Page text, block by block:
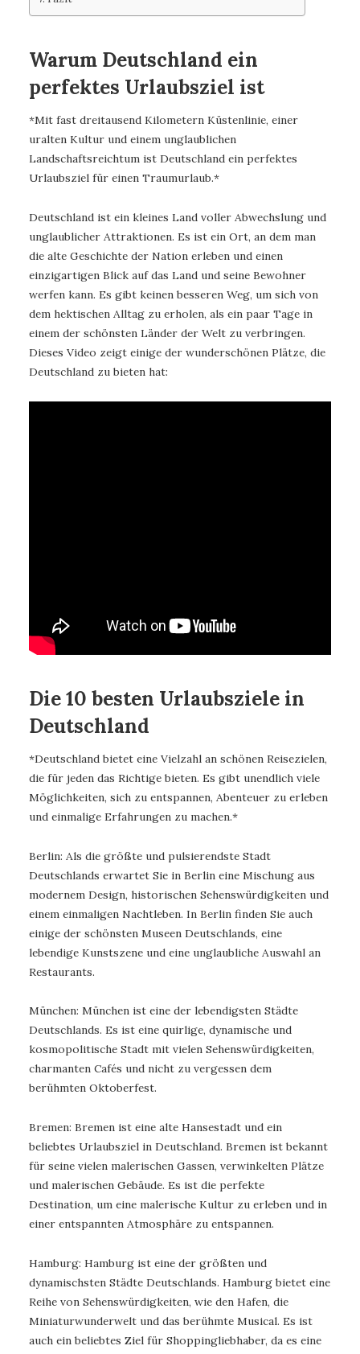
Warum Deutschland ein
perfektes Urlaubsziel ist
*Mit fast dreitausend Kilometern Küstenlinie, einer
uralten Kultur und einem unglaublichen
Landschaftsreichtum ist Deutschland ein perfektes
Urlaubsziel für einen Traumurlaub.*
Deutschland ist ein kleines Land voller Abwechslung und
unglaublicher Attraktionen. Es ist ein Ort, an dem man
die alte Geschichte der Nation erleben und einen
einzigartigen Blick auf das Land und seine Bewohner
werfen kann. Es gibt keinen besseren Weg, um sich von
dem hektischen Alltag zu erholen, als ein paar Tage in
einem der schönsten Länder der Welt zu verbringen.
Dieses Video zeigt einige der wunderschönen Plätze, die
Deutschland zu bieten hat:
Die 10 besten Urlaubsziele in
Deutschland
*Deutschland bietet eine Vielzahl an schönen Reisezielen,
die für jeden das Richtige bieten. Es gibt unendlich viele
Möglichkeiten, sich zu entspannen, Abenteuer zu erleben
und einmalige Erfahrungen zu machen.*
Berlin: Als die größte und pulsierendste Stadt
Deutschlands erwartet Sie in Berlin eine Mischung aus
modernem Design, historischen Sehenswürdigkeiten und
einem einmaligen Nachtleben. In Berlin finden Sie auch
einige der schönsten Museen Deutschlands, eine
lebendige Kunstszene und eine unglaubliche Auswahl an
Restaurants.
München: München ist eine der lebendigsten Städte
Deutschlands. Es ist eine quirlige, dynamische und
kosmopolitische Stadt mit vielen Sehenswürdigkeiten,
charmanten Cafés und nicht zu vergessen dem
berühmten Oktoberfest.
Bremen: Bremen ist eine alte Hansestadt und ein
beliebtes Urlaubsziel in Deutschland. Bremen ist bekannt
für seine vielen malerischen Gassen, verwinkelten Plätze
und malerischen Gebäude. Es ist die perfekte
Destination, um eine malerische Kultur zu erleben und in
einer entspannten Atmosphäre zu entspannen.
Hamburg: Hamburg ist eine der größten und
dynamischsten Städte Deutschlands. Hamburg bietet eine
Reihe von Sehenswürdigkeiten, wie den Hafen, die
Miniaturwunderwelt und das berühmte Musical. Es ist
auch ein beliebtes Ziel für Shoppingliebhaber, da es eine